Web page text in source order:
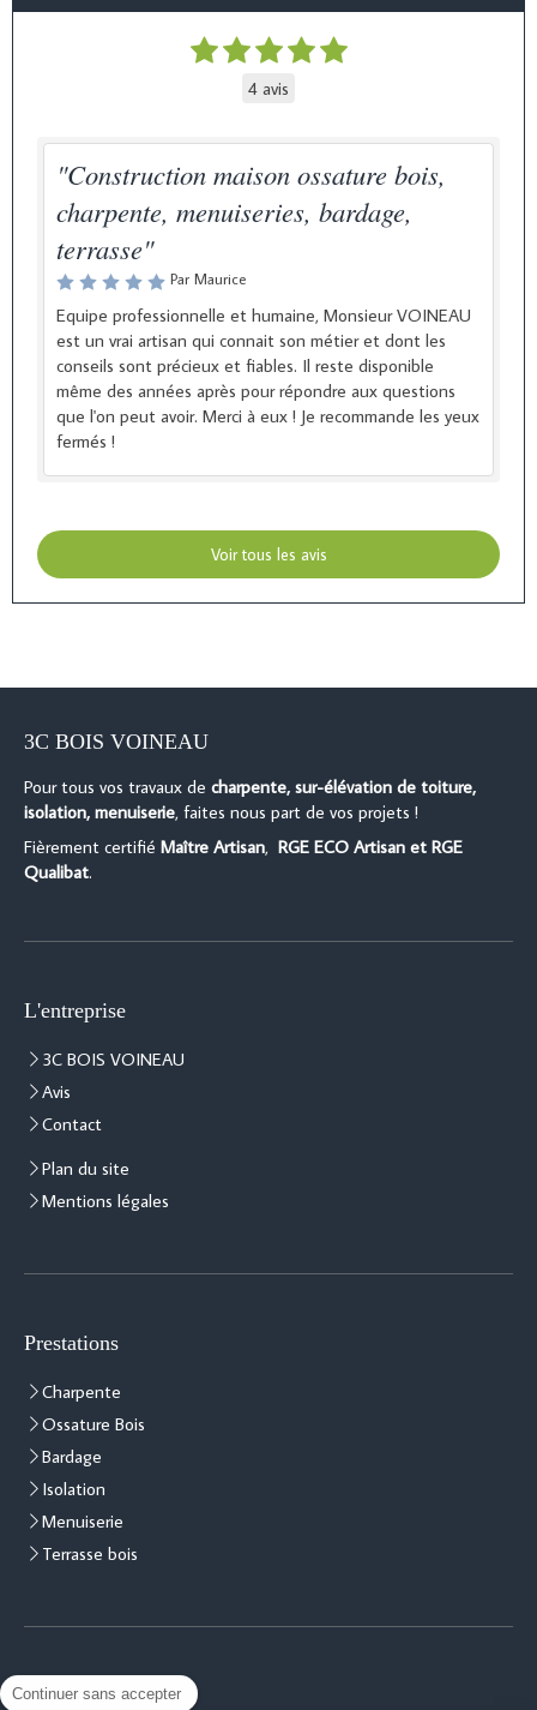
4 avis
"Construction maison ossature bois,
charpente, menuiseries, bardage,
terrasse"
Par Maurice
Equipe professionnelle et humaine, Monsieur VOINEAU
est un vrai artisan qui connait son métier et dont les
conseils sont précieux et fiables. Il reste disponible
même des années après pour répondre aux questions
que l'on peut avoir. Merci à eux ! Je recommande les yeux
fermés !
Voir tous les avis
3C BOIS VOINEAU
Pour tous vos travaux de charpente, sur-élévation de toiture,
isolation, menuiserie, faites nous part de vos projets !
Fièrement certifié Maître Artisan, RGE ECO Artisan et RGE
Qualibat.
L'entreprise
3C BOIS VOINEAU
Avis
Contact
Plan du site
Mentions légales
Prestations
Charpente
Ossature Bois
Bardage
Isolation
Menuiserie
Terrasse bois
Contact
Continuer sans accepter